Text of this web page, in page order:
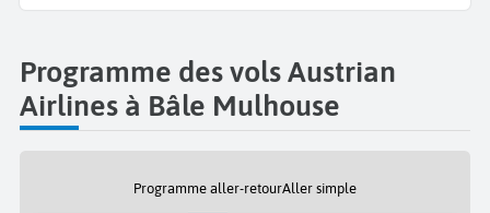
Programme des vols Austrian
Airlines à Bâle Mulhouse
Programme aller-retourAller simple